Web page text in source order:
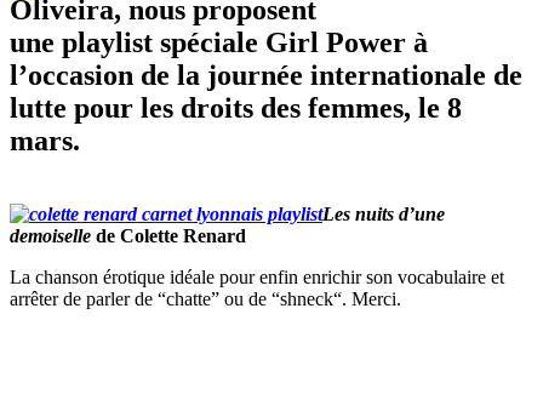
Oliveira, nous proposent
une playlist spéciale Girl Power à
l’occasion de la journée internationale de
lutte pour les droits des femmes, le 8
mars.
Les nuits d’une
demoiselle de Colette Renard
La chanson érotique idéale pour enfin enrichir son vocabulaire et
arrêter de parler de “chatte” ou de “shneck“. Merci.